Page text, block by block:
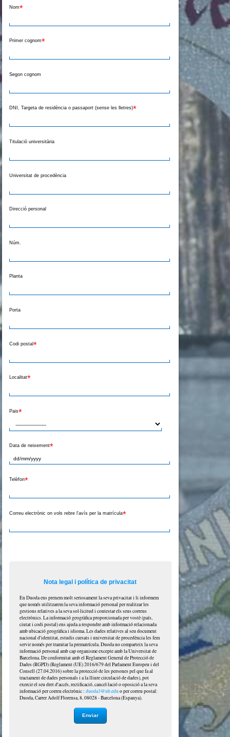
Nom*
Primer cognom*
Segon cognom
DNI, Targeta de residència o passaport (sense les lletres)*
Titulació universitària
Universitat de procedència
Direcció personal
Núm.
Planta
Porta
Codi postal*
Localitat*
Pais*
Data de neixement*
Telèfon*
Correu electrònic on vols rebre l'avís per la matrícula*
Nota legal i política de privacitat
En Duoda ens prenem molt seriosament la seva privacitat i li informem
que només utilitzarem la seva informació personal per realitzar les
gestions relatives a la seva sol·licitud i contestar els seus correus
electrònics. La informació geogràfica proporcionada per vostè (país,
ciutat i codi postal) ens ajuda a respondre amb informació relacionada
amb ubicació geogràfica i idioma. Les dades relatives al seu document
nacional d'identitat, estudis cursats i universitat de procedència les fem
servir només per tramitar la prematrícula. Duoda no comparteix la seva
informació personal amb cap organisme excepte amb la Universitat de
Barcelona. De conformitat amb el Reglament General de Protecció de
Dades (RGPD) (Reglament (UE) 2016/679 del Parlament Europeu i del
Consell (27.04.2016) sobre la protecció de les persones pel que fa al
tractament de dades personals i a la lliure circulació de dades), pot
exercir el seu dret d'accés, rectificació, cancel·lació o oposició a la seva
informació per correu electrònic :duoda3@ub.edu o per correu postal:
Duoda, Carrer Adolf Florensa, 8, 08028 - Barcelona (Espanya).
Enviar